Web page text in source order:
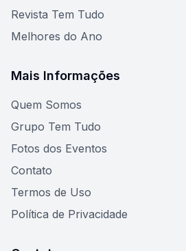
Revista Tem Tudo
Melhores do Ano
Mais Informações
Quem Somos
Grupo Tem Tudo
Fotos dos Eventos
Contato
Termos de Uso
Política de Privacidade